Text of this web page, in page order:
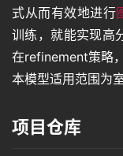
式从而有效地进行
训练，就能实现高
在refinement策略
本模型适用范围为
项目仓库